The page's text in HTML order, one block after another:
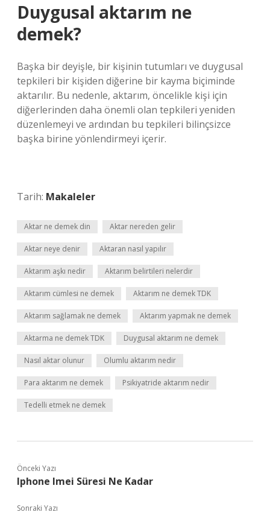
Duygusal aktarım ne
demek?
Başka bir deyişle, bir kişinin tutumları ve duygusal
tepkileri bir kişiden diğerine bir kayma biçiminde
aktarılır. Bu nedenle, aktarım, öncelikle kişi için
diğerlerinden daha önemli olan tepkileri yeniden
düzenlemeyi ve ardından bu tepkileri bilinçsizce
başka birine yönlendirmeyi içerir.
Tarih: Makaleler
Aktar ne demek din Aktar nereden gelir
Aktar neye denir Aktaran nasıl yapılır
Aktarım aşkı nedir Aktarım belirtileri nelerdir
Aktarım cümlesi ne demek Aktarım ne demek TDK
Aktarım sağlamak ne demek Aktarım yapmak ne demek
Aktarma ne demek TDK Duygusal aktarım ne demek
Nasıl aktar olunur Olumlu aktarım nedir
Para aktarım ne demek Psikiyatride aktarım nedir
Tedelli etmek ne demek
Önceki Yazı
Iphone Imei Süresi Ne Kadar
Sonraki Yazı